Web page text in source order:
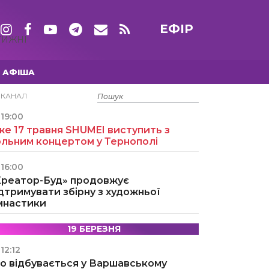
ЕФІР
АФІША
15 ТРАВНЯ
19:00
17 травня SHUMEI виступить з
концертом у Тернополі
16:00
Буд» продовжує
збірну з художньої
19 БЕРЕЗНЯ
12:12
відбувається у Варшавському